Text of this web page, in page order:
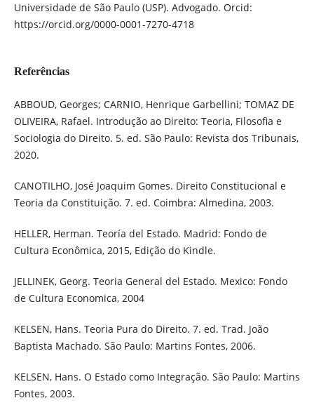
Universidade de São Paulo (USP). Advogado. Orcid:
https://orcid.org/0000-0001-7270-4718
Referências
ABBOUD, Georges; CARNIO, Henrique Garbellini; TOMAZ DE
OLIVEIRA, Rafael. Introdução ao Direito: Teoria, Filosofia e
Sociologia do Direito. 5. ed. São Paulo: Revista dos Tribunais,
2020.
CANOTILHO, José Joaquim Gomes. Direito Constitucional e
Teoria da Constituição. 7. ed. Coimbra: Almedina, 2003.
HELLER, Herman. Teoría del Estado. Madrid: Fondo de
Cultura Econômica, 2015, Edição do Kindle.
JELLINEK, Georg. Teoria General del Estado. Mexico: Fondo
de Cultura Economica, 2004
KELSEN, Hans. Teoria Pura do Direito. 7. ed. Trad. João
Baptista Machado. São Paulo: Martins Fontes, 2006.
KELSEN, Hans. O Estado como Integração. São Paulo: Martins
Fontes, 2003.